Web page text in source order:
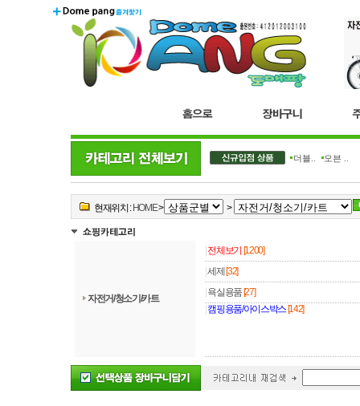
더블.. 오븐 ..
현재위치 : HOME> >
자전거/청소기/카트
전체보기 [1200]
세제 [32]
욕실용품 [27]
캠핑용품/아이스박스 [142]